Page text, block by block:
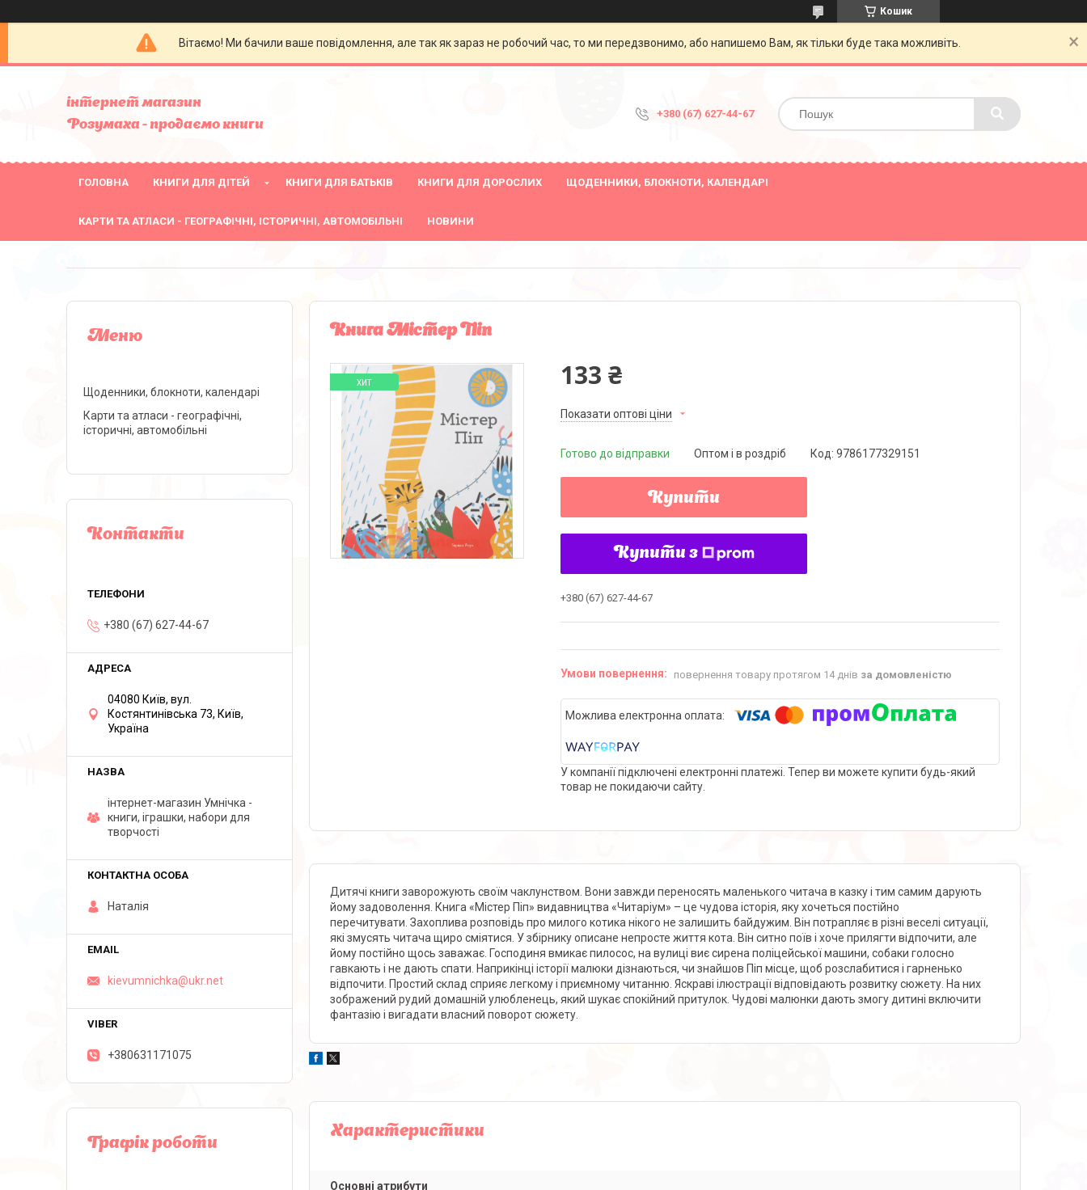
Кошик
Вітаємо! Ми бачили ваше повідомлення, але так як зараз не робочий час, то ми передзвонимо, або напишемо Вам, як тільки буде така можливіть.
інтернет магазин
Розумаха - продаємо книги
+380 (67) 627-44-67
ГОЛОВНА КНИГИ ДЛЯ ДІТЕЙ КНИГИ ДЛЯ БАТЬКІВ КНИГИ ДЛЯ ДОРОСЛИХ ЩОДЕННИКИ, БЛОКНОТИ, КАЛЕНДАРІ
КАРТИ ТА АТЛАСИ - ГЕОГРАФІЧНІ, ІСТОРИЧНІ, АВТОМОБІЛЬНІ НОВИНИ
Книга Містер Піп
ХИТ 133 ₴
Показати оптові ціни
Готово до відправки Оптом і в роздріб Код: 9786177329151
Купити
Купити з
+380 (67) 627-44-67
повернення товару протягом 14 днів за домовленістю
У компанії підключені електронні платежі. Тепер ви можете купити будь-який
товар не покидаючи сайту.
Дитячі книги заворожують своїм чаклунством. Вони завжди переносять маленького читача в казку і тим самим дарують
йому задоволення. Книга «Містер Піп» видавництва «Читаріум» – це чудова історія, яку хочеться постійно
перечитувати. Захоплива розповідь про милого котика нікого не залишить байдужим. Він потрапляє в різні веселі ситуації,
які змусять читача щиро сміятися. У збірнику описане непросте життя кота. Він ситно поїв і хоче прилягти відпочити, але
йому постійно щось заважає. Господиня вмикає пилосос, на вулиці виє сирена поліцейської машини, собаки голосно
гавкають і не дають спати. Наприкінці історії малюки дізнаються, чи знайшов Піп місце, щоб розслабитися і гарненько
відпочити. Простий склад сприяє легкому і приємному читанню. Яскраві ілюстрації відповідають розвитку сюжету. На них
зображений рудий домашній улюбленець, який шукає спокійний притулок. Чудові малюнки дають змогу дитині включити
фантазію і вигадати власний поворот сюжету.
Характеристики
Основні атрибути
Щоденники, блокноти, календарі
Карти та атласи - географічні,
історичні, автомобільні
Контакти
+380 (67) 627-44-67
04080 Київ, вул.
Костянтинівська 73, Київ,
Україна
інтернет-магазин Умнічка -
книги, іграшки, набори для
творчості
Наталія
kievumnichka@ukr.net
+380631171075
Графік роботи